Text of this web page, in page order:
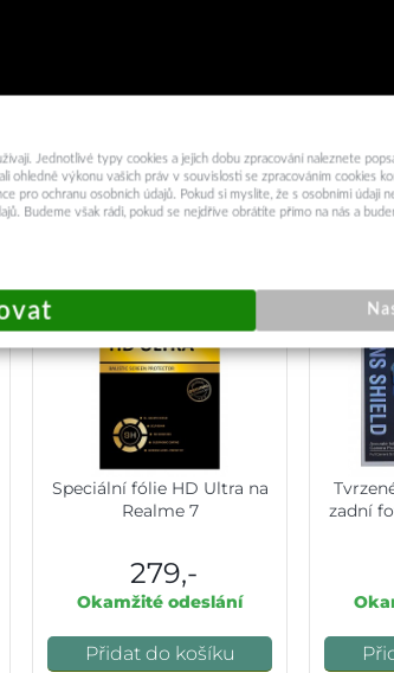
Speciální fólie HD Ultra na
Realme 7
279,-
Okamžité odeslání
Přidat do košíku
zadní
Jednotlivé typy cookies a jejich dobu zpracování naleznete
ohledně výkonu vašich práv v souvislosti se zpracováním cookies
pro ochranu osobních údajů. Pokud si myslíte, že s osobními údaji
Budeme však rádi, pokud se nejdříve obrátíte přímo na nás a